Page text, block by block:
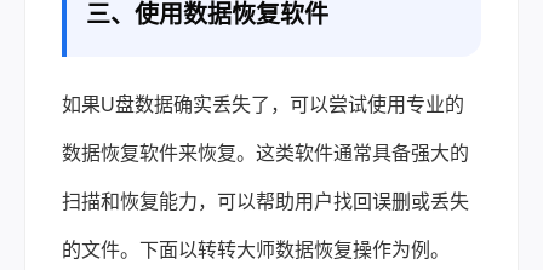
三、使用数据恢复软件
如果U盘数据确实丢失了，可以尝试使用专业的
数据恢复软件来恢复。这类软件通常具备强大的
扫描和恢复能力，可以帮助用户找回误删或丢失
的文件。下面以转转大师数据恢复操作为例。